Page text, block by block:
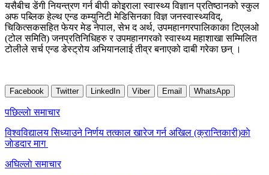
यसैबीच डेंगी नियन्त्रण गर्न बीपी कोइराला स्वास्थ्य विज्ञान प्रतिष्ठानको स्कुल
अफ पब्लिक हेल्थ एन्ड कम्युनिटी मेडिसिनका विज्ञ जनस्वास्थ्यविद्,
चिकित्सकसहित फेयर मेड नेपाल, सेभ द अर्थ, उपमहानगरपालिकाका टिएलओ
(टोल समिति) जनप्रतिनिधिहरु र उपमहानगरको स्वास्थ्य महाशाखा सम्मिलित
टोलीले सर्च एन्ड डेस्ट्रोय अभियानलाई तीव्र बनाएको दाबी गरेका छन् ।
Facebook Twitter LinkedIn Viber Email WhatsApp
Post
navigation
पछिल्लाे समाचार
विश्वविद्यालय सिध्याउने निर्णय तत्काल खारेज गर्न अखिल (क्रान्तिकारी)काे
जाेडदार माग
अघिल्लाे समाचार